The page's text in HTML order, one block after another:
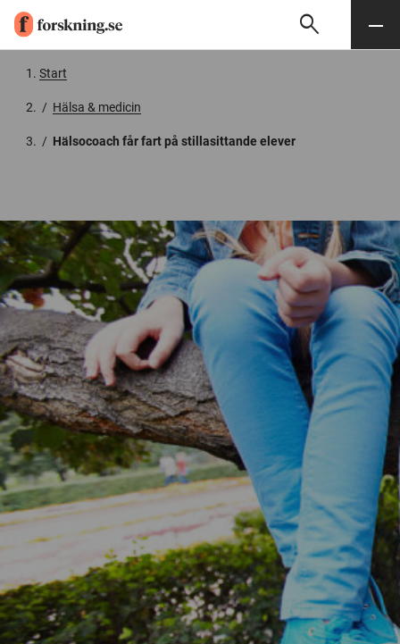
Söksearch Meny
Start
/ Hälsa & medicin
/ Hälsocoach får fart på stillasittande elever